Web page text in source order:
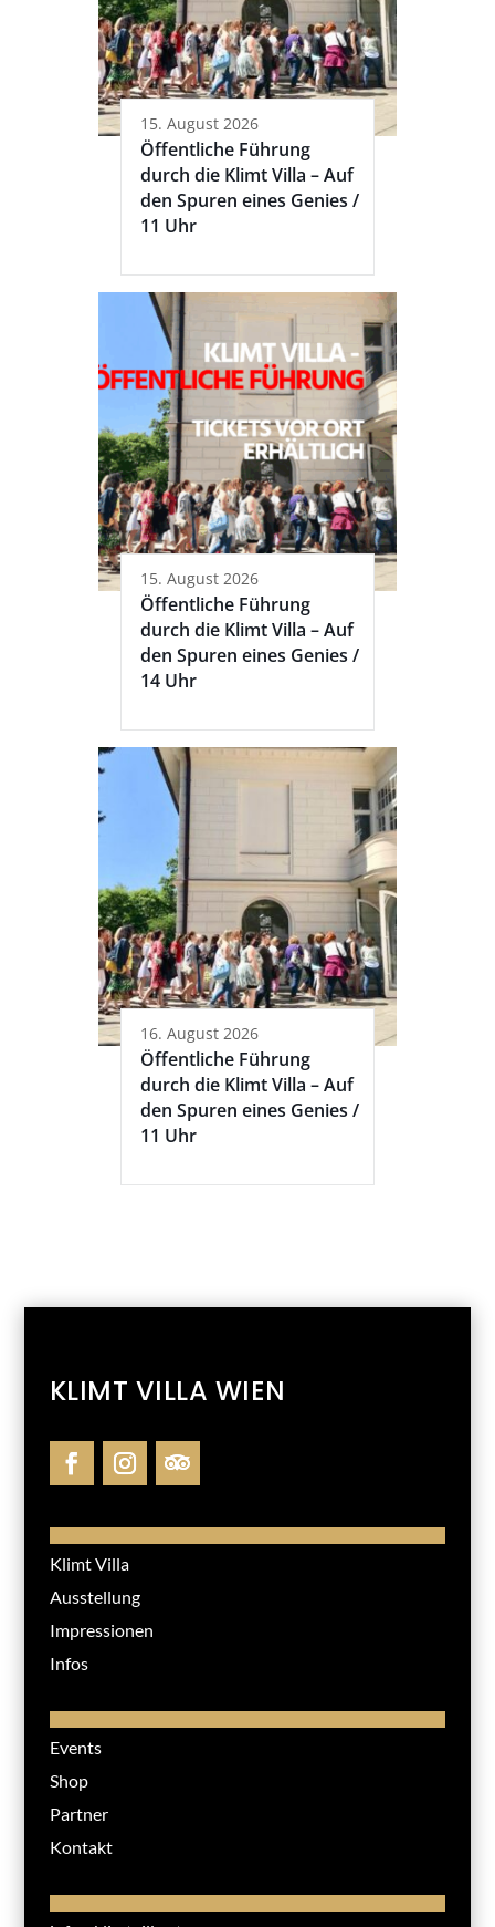
15. August 2026
Öffentliche Führung
durch die Klimt Villa – Auf
den Spuren eines Genies /
11 Uhr
15. August 2026
Öffentliche Führung
durch die Klimt Villa – Auf
den Spuren eines Genies /
14 Uhr
16. August 2026
Öffentliche Führung
durch die Klimt Villa – Auf
den Spuren eines Genies /
11 Uhr
KLIMT VILLA WIEN
Klimt Villa
Ausstellung
Impressionen
Infos
Events
Shop
Partner
Kontakt